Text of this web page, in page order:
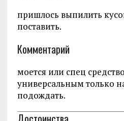
пришлось выпилить
поставить.
Комментарий
моется или спец
универсальным только
подождать.